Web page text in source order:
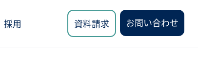
採用 資料請求 お問い合わせ